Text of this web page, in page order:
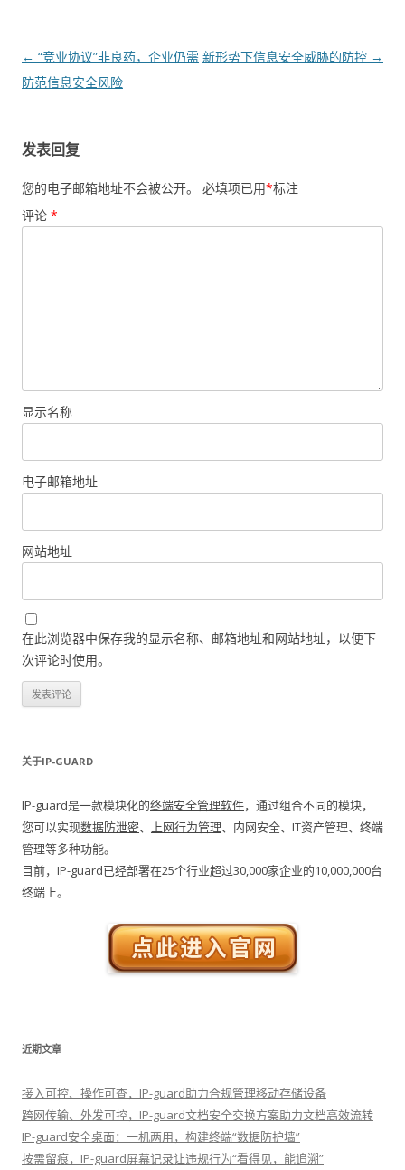
文章导航
← “竞业协议”非良药，企业仍需
防范信息安全风险
新形势下信息安全威胁的防控 →
发表回复
您的电子邮箱地址不会被公开。 必填项已用*标注
评论 *
显示名称
电子邮箱地址
网站地址
在此浏览器中保存我的显示名称、邮箱地址和网站地址，以便下
次评论时使用。
关于IP-GUARD
IP-guard是一款模块化的终端安全管理软件，通过组合不同的模块，
您可以实现数据防泄密、 上网行为管理、内网安全、IT资产管理、终端
管理等多种功能。
目前，IP-guard已经部署在25个行业超过30,000家企业的10,000,000台
终端上。
近期文章
接入可控、操作可查，IP-guard助力合规管理移动存储设备
跨网传输、外发可控，IP-guard文档安全交换方案助力文档高效流转
IP-guard安全桌面：一机两用，构建终端“数据防护墙”
按需留痕，IP-guard屏幕记录让违规行为“看得见，能追溯”